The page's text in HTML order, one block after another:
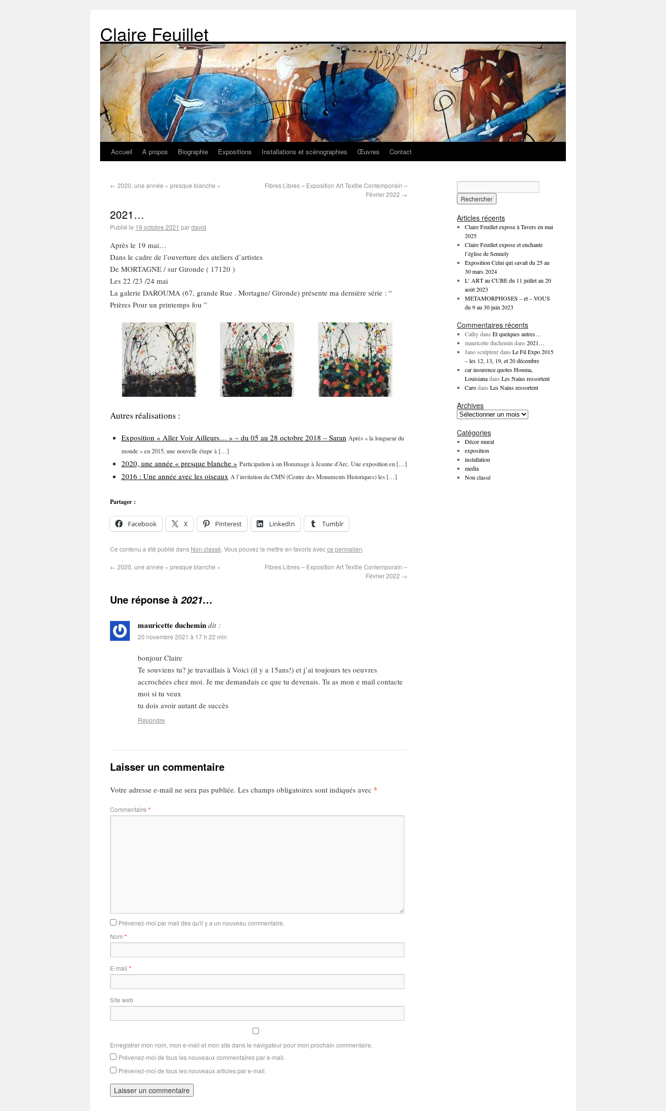
Claire Feuillet
Accueil A propos Biographie Expositions Installations et scénographies Œuvres Contact
← 2020, une année « presque blanche »
Fibres Libres – Exposition Art Textile Contemporain –
Février 2022 →
2021…
Publié le 19 octobre 2021 pardavid
Après le 19 mai…
Dans le cadre de l’ouverture des ateliers d’artistes
De MORTAGNE / sur Gironde ( 17120 )
Les 22 /23 /24 mai
La galerie DAROUMA (67, grande Rue . Mortagne/ Gironde) présente ma dernière série : “
Prières Pour un printemps fou ”
Autres réalisations :
Exposition « Aller Voir Ailleurs… » – du 05 au 28 octobre 2018 – Saran Après « la longueur du
monde » en 2015, une nouvelle étape à […]
2020, une année « presque blanche » Participation à un Hommage à Jeanne d’Arc. Une exposition en […]
2016 : Une année avec les oiseaux A l’invitation du CMN (Centre des Monuments Historiques) les […]
Partager :
Facebook X Pinterest LinkedIn Tumblr
Ce contenu a été publié dans Non classé. Vous pouvez le mettre en favoris avecce permalien.
← 2020, une année « presque blanche »
Fibres Libres – Exposition Art Textile Contemporain –
Février 2022 →
Une réponse à 2021…
mauricette duchemin dit :
20 novembre 2021 à 17 h 22 min
bonjour Claire
Te souviens tu? je travaillais à Voici (il y a 15ans!) et j’ai toujours tes oeuvres
accrochées chez moi. Je me demandais ce que tu devenais. Tu as mon e mail contacte
moi si tu veux
tu dois avoir autant de succès
Répondre
Laisser un commentaire
Votre adresse e-mail ne sera pas publiée. Les champs obligatoires sont indiqués avec *
Commentaire *
Prévenez-moi par mail dès qu'il y a un nouveau commentaire.
Nom *
E-mail *
Site web
Enregistrer mon nom, mon e-mail et mon site dans le navigateur pour mon prochain commentaire.
Prévenez-moi de tous les nouveaux commentaires par e-mail.
Prévenez-moi de tous les nouveaux articles par e-mail.
Articles récents
Claire Feuillet expose à Tavers en mai
2025
Claire Feuillet expose et enchante
l’église de Sennely
Exposition Celui qui savait du 25 au
30 mars 2024
L’ ART au CUBE du 11 juillet au 20
août 2023
METAMORPHOSES – et – VOUS
du 9 au 30 juin 2023
Commentaires récents
Cathydans Et quelques autres…
mauricette duchemin dans 2021…
Jano sculpteurdans Le Fil Expo 2015
– les 12, 13, 19, et 20 décembre
car insurence quotes Houma,
Louisianadans Les Nains ressortent
Carodans Les Nains ressortent
Archives
Catégories
Décor mural
exposition
installation
media
Non classé